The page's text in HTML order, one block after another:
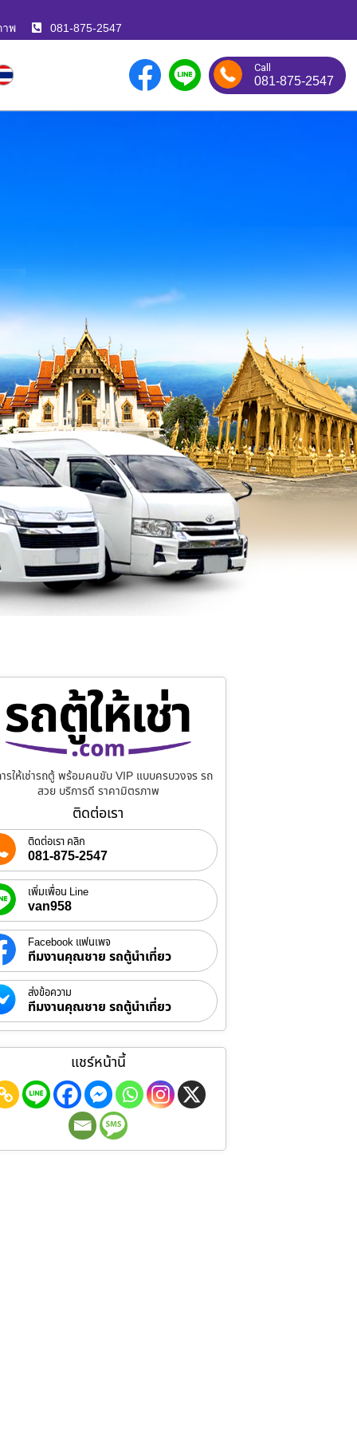
าพ 081-875-2547
Call
081-875-2547
รให้เช่ารถตู้ พร้อมคนขับ VIP แบบครบวงจร รถ
สวย บริการดี ราคามิตรภาพ
ติดต่อเรา
ติดต่อเรา คลิก
081-875-2547
เพิ่มเพื่อน Line
van958
Facebook แฟนเพจ
ทีมงานคุณชาย รถตู้นำเที่ยว
ส่งข้อความ
ทีมงานคุณชาย รถตู้นำเที่ยว
แชร์หน้านี้